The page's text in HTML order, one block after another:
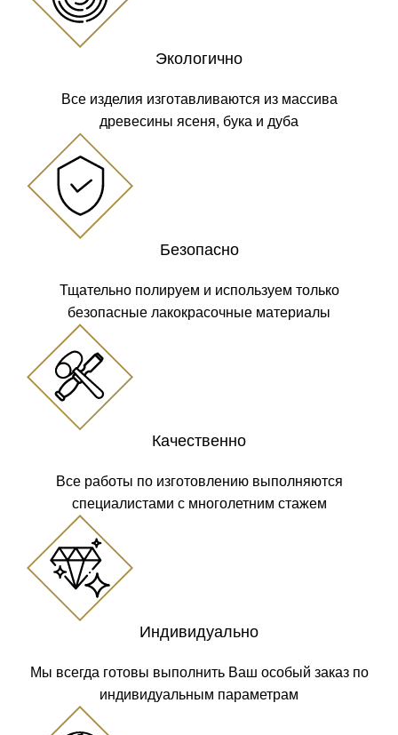
Экологично
Все изделия изготавливаются из массива
древесины ясеня, бука и дуба
Безопасно
Тщательно полируем и используем только
безопасные лакокрасочные материалы
Качественно
Все работы по изготовлению выполняются
специалистами с многолетним стажем
Индивидуально
Мы всегда готовы выполнить Ваш особый заказ по
индивидуальным параметрам